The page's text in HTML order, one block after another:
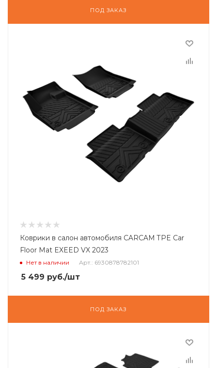
ПОД ЗАКАЗ
Коврики в салон автомобиля CARCAM TPE Car
Floor Mat EXEED VX 2023
Нет в наличии Арт.: 6930878782101
5 499 руб./шт
ПОД ЗАКАЗ